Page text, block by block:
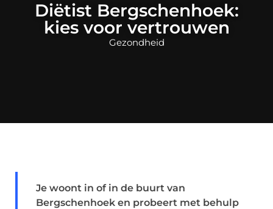
Diëtist Bergschenhoek:
kies voor vertrouwen
Gezondheid
Je woont in of in de buurt van
Bergschenhoek en probeert met behulp